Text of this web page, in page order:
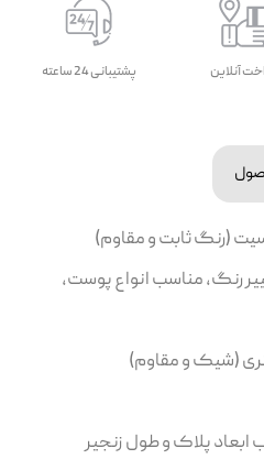
آنلاین پشتیبانی 24 ساعته
رنگ، مناسب انواع پوست،
ابعاد پلاک و طول زنجیر